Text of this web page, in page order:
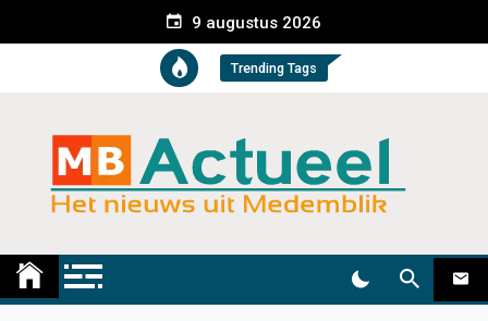
e
t
9 augustus 2026
Trending Tags
Medemblik Actueel